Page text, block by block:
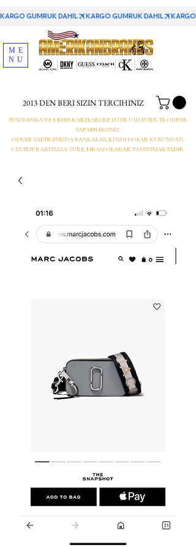
KARGO GUMRUK DAHIL
2013 DEN BERI SIZIN TERCIHINIZ
TUM BANKA VE KREDI KARTLARI ILE ISTER USD ISTER TL ODEME
YAPABILIRSINIZ
ODEME YAPTIGINIZDA BANKALAR KENDI DOLAR KURUNDAN
CEVIRIP KARTINIZA TURK LIRASI OLARAK YANSITMAKTADIR
ME
NU